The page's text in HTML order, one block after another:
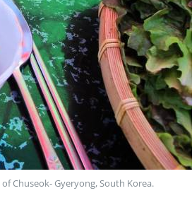
Chuseok- Gyeryong, South Korea.